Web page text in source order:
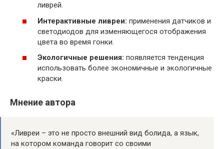
ливрей.
Интерактивные ливреи: применения датчиков и
светодиодов для изменяющегося отображения
цвета во время гонки.
Экологичные решения: появляется тенденция
использовать более экономичные и экологичные
краски.
Мнение автора
«Ливреи – это не просто внешний вид болида, а язык,
на котором команда говорит со своими